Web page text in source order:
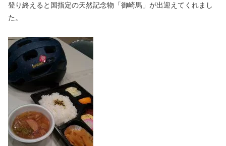
登り終えると国指定の天然記念物「御崎馬」が出迎えてくれまし
た。